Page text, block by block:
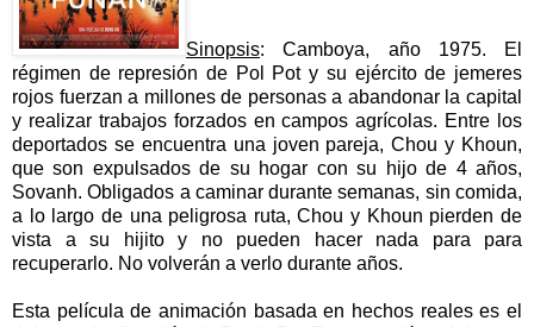
Sinopsis: Camboya, año 1975. El
régimen de represión de Pol Pot y su ejército de jemeres
rojos fuerzan a millones de personas a abandonar la capital
y realizar trabajos forzados en campos agrícolas. Entre los
deportados se encuentra una joven pareja, Chou y Khoun,
que son expulsados de su hogar con su hijo de 4 años,
Sovanh. Obligados a caminar durante semanas, sin comida,
a lo largo de una peligrosa ruta, Chou y Khoun pierden de
vista a su hijito y no pueden hacer nada para para
recuperarlo. No volverán a verlo durante años.
Esta película de animación basada en hechos reales es el